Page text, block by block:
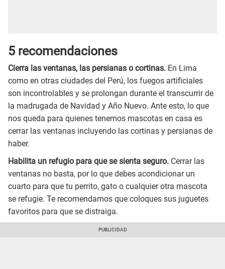
5 recomendaciones
Cierra las ventanas, las persianas o cortinas. En Lima
como en otras ciudades del Perú, los fuegos artificiales
son incontrolables y se prolongan durante el transcurrir de
la madrugada de Navidad y Año Nuevo. Ante esto, lo que
nos queda para quienes tenemos mascotas en casa es
cerrar las ventanas incluyendo las cortinas y persianas de
haber.
Habilita un refugio para que se sienta seguro. Cerrar las
ventanas no basta, por lo que debes acondicionar un
cuarto para que tu perrito, gato o cualquier otra mascota
se refugie. Te recomendamos que coloques sus juguetes
favoritos para que se distraiga.